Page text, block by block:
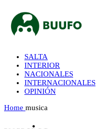
SALTA
INTERIOR
NACIONALES
INTERNACIONALES
OPINIÓN
Home musica